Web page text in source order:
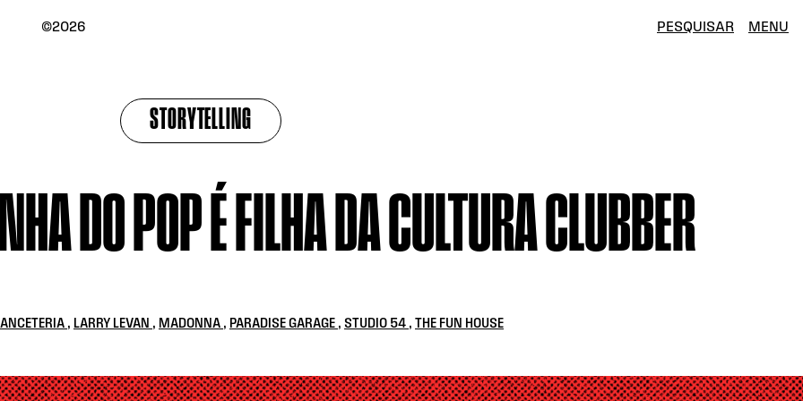
©2026 PESQUISAR MENU
STORYTELLING
DO POP É FILHA DA CULTURA CLUBBER
, LARRY LEVAN , MADONNA , PARADISE GARAGE , STUDIO 54 , THE FUN HOUSE